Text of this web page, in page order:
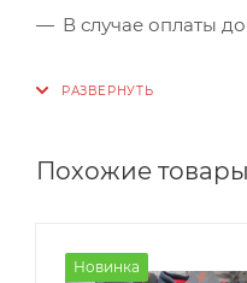
В случае оплаты
Похожие товары
Новинка